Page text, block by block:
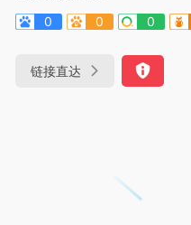
0
0 0
链接直达